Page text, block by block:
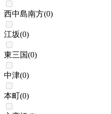
西中島南方(0)
江坂(0)
東三国(0)
中津(0)
本町(0)